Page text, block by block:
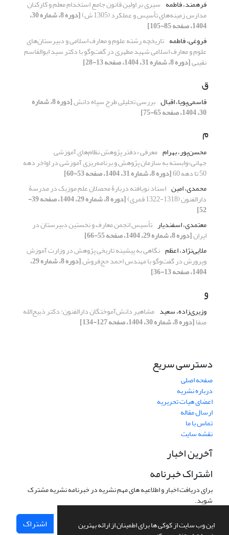
این وب سایت از کوکی ها برای اطمینان از ارائه بهترین
فرهمند، فاطمه سیری بر اولین قانون جامع استخدام معلم و کارکنان
مدارس زمینه‌های تأسیس و عملکرد (1305 ش) [دوره 8، شماره 30،
1404، صفحه 85-105]
فروغی، فاطمه تاریخچه رشته علوم و معارف اسلامی و دبیرستان‌های
علوم و معارف اسلامی شهید مطهری در گفت‌وگو با دکتر سید ابوالقاسم
نقیبی[دوره 8، شماره 31، 1404، صفحه 13-28]
ق
قاسمی‌پویا، اقبال بررسی تحلیلی طرح سپاه دانش [دوره 8، شماره
30، 1404، صفحه 65-75]
م
محسن‌پور، بهرام معرفی «دفتر پژوهش نظام‌های آموزشی
جهانی»وابسته به سازمان پژوهش و برنامه‌ریزی آموزشی در اواخر دهه
50 تا دهه 60
[دوره 8، شماره 31، 1404، صفحه 53-60]
محمدی، امین اسناد نویافته دربارۀ محصلان علم موزیک در مدرسۀ
دارالفنون (1318-1322 قمری) [دوره 8، شماره 29، 1404، صفحه 39-
52]
معتمدی، اسفندیار تأسیس انجمن معارف و نخستین دبیرستان در
ایران[دوره 8، شماره 29، 1404، صفحه 55-66]
ملایی‌نژاد، اعظم نگاهی به پیشینه تاریخی پژوهش در وزارت آموزش
وپرورش در گفت‌وگو با مهندس احمد حج‌فروش [دوره 8، شماره 29،
1404، صفحه 13-36]
و
وزیری‌زاده، سعید مشاهیر دانش‌آموختگان دارالفنون: دکتر ذبیح‌الله
صفا[دوره 8، شماره 30، 1404، صفحه 127-134]
دسترسی سریع
صفحه اصلی
درباره نشریه
اعضای هیات تحریریه
ارسال مقاله
تماس با ما
نقشه سایت
آخرین اخبار
اشتراک خبرنامه
برای دریافت اخبار و اطلاعیه های مهم نشریه در خبرنامه نشریه مشترک
شوید.
اشتراک